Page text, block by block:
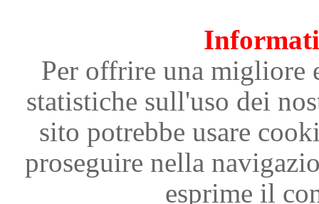
Per offrire una migliore
statistiche sull'uso dei
sito potrebbe usare
proseguire nella
esprime il